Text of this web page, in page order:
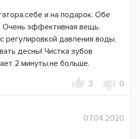
и на подарок. Обе
эффективная вещь.
регулировкой давления воды,
десны! Чистка зубов
2 минуты,не больше.
3 0
07.04.2020